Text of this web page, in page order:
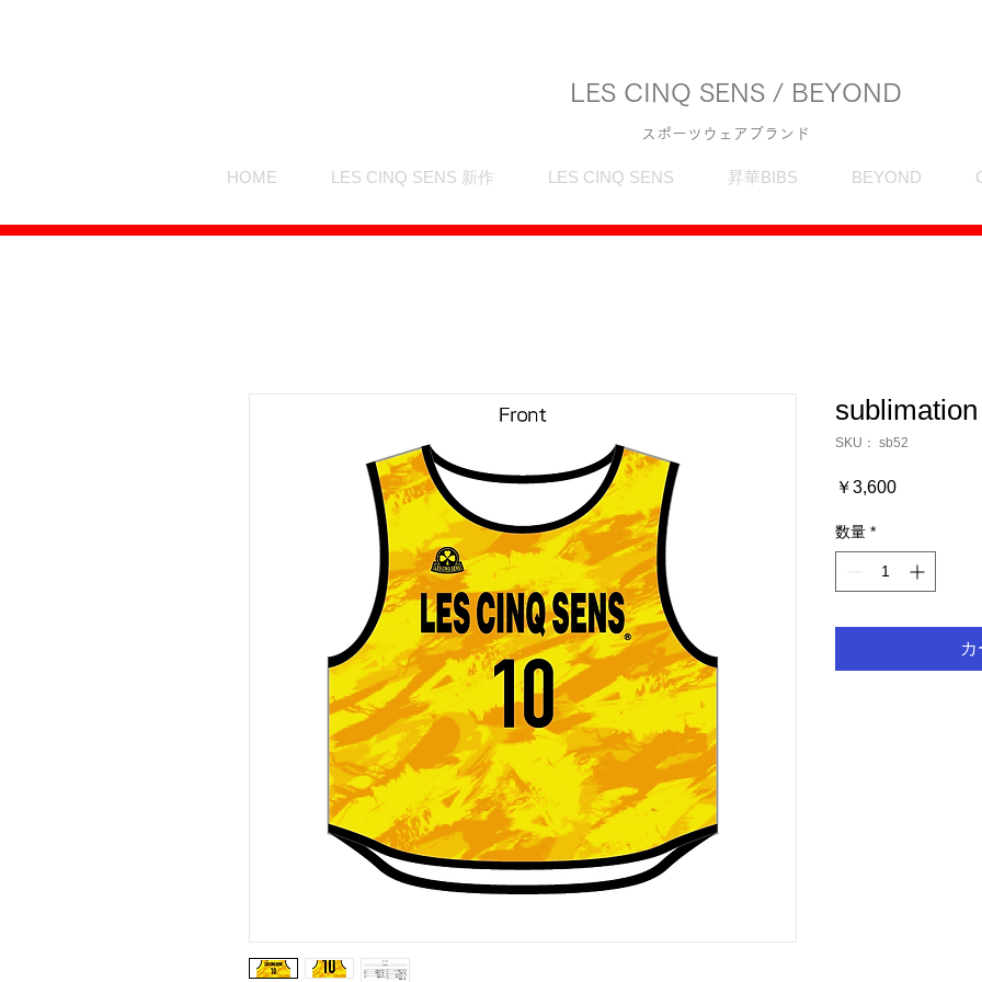
LES CINQ SENS / BEYOND
スポーツウェアブランド
HOME LES CINQ SENS 新作 LES CINQ SENS 昇華BIBS BEYOND
SKU： sb52
￥3,600価
数量 *